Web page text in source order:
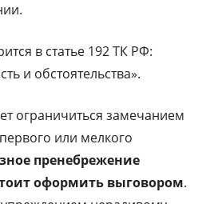
в статье 192 ТК РФ:
и обстоятельства».
ограничиться замечанием
или мелкого
пренебрежение
оформить выговором.